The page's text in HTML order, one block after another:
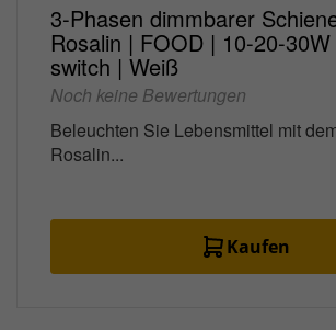
3-Phasen dimmbarer
Rosalin | FOOD | 10-20-
switch | Weiß
Noch keine Bewertungen
Beleuchten Sie Lebensmittel mit
Rosalin...
Kaufen